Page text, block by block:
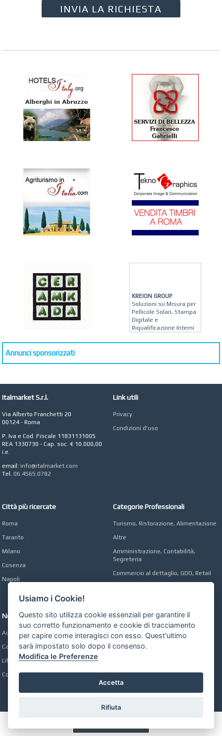
KREION GROUP
Soluzioni su Misura per
Pellicole Solari, Stampa
Digitale e
Riqualificazione Interni
MATERA ARREDI
Giardino a Roma
Commercialista e
Roma
AZIENDA AGRICOLA DI
Annunci sponsorizzati
Italmarket S.r.l.
Via Alberto Franchetti 20
00124 - Roma
P. Iva e Cod. Fiscale 11831131005
REA 1330730 - Cap. soc. € 10.000,00
i.e.
email: info@italmarket.com
Tel. 06.4565.0782
Link utili
Privacy
Condizioni d'uso
Città più ricercate
Roma
Taranto
Milano
Cosenza
Napoli
Categorie Professionali
Turismo, Ristorazione, Alimentazione
Altre
Amministrazione, Contabilità,
Segreteria
Commercio al dettaglio, GDO, Retail
Network
Automobili Online
Case Online
Libri Online
Compravendita
Usiamo i Cookie!
Questo sito utilizza cookie essenziali per garantire il
suo corretto funzionamento e cookie di tracciamento
per capire come interagisci con esso. Quest'ultimo
sarà impostato solo dopo il consenso.
Modifica le Preferenze
Accetta
Rifiuta